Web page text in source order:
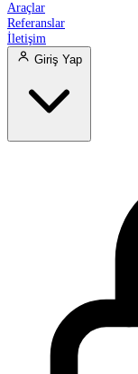
Araçlar
Referanslar
İletişim
Giriş Yap